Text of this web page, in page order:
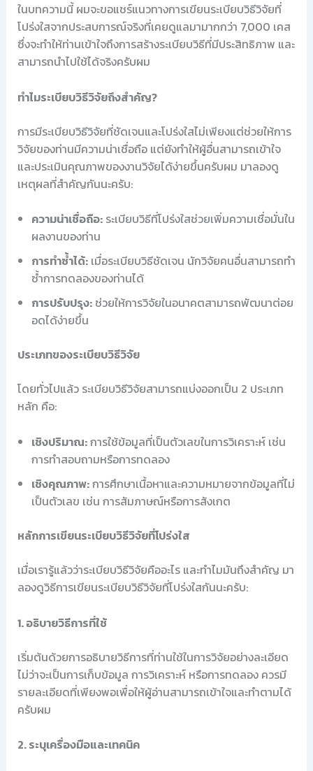
ในบทความนี้ ผมจะขอแชร์แนวทางการเขียนระเบียบวิธีวิจัยที่
โปร่งใสจากประสบการณ์จริงที่เคยดูแลมามากกว่า 7,000 เคส
ซึ่งจะทำให้ท่านเข้าใจถึงการสร้างระเบียบวิธีที่มีประสิทธิภาพ และ
สามารถนำไปใช้ได้จริงครับผม
ทำไมระเบียบวิธีวิจัยถึงสำคัญ?
การมีระเบียบวิธีวิจัยที่ชัดเจนและโปร่งใสไม่เพียงแต่ช่วยให้การ
วิจัยของท่านมีความน่าเชื่อถือ แต่ยังทำให้ผู้อื่นสามารถเข้าใจ
และประเมินคุณภาพของงานวิจัยได้ง่ายขึ้นครับผม มาลองดู
เหตุผลที่สำคัญกันนะครับ:
ความน่าเชื่อถือ:ระเบียบวิธีที่โปร่งใสช่วยเพิ่มความเชื่อมั่นใน
ผลงานของท่าน
การทำซ้ำได้:เมื่อระเบียบวิธีชัดเจน นักวิจัยคนอื่นสามารถทำ
ซ้ำการทดลองของท่านได้
การปรับปรุง:ช่วยให้การวิจัยในอนาคตสามารถพัฒนาต่อย
อดได้ง่ายขึ้น
ประเภทของระเบียบวิธีวิจัย
โดยทั่วไปแล้ว ระเบียบวิธีวิจัยสามารถแบ่งออกเป็น 2 ประเภท
หลัก คือ:
เชิงปริมาณ:การใช้ข้อมูลที่เป็นตัวเลขในการวิเคราะห์ เช่น
การทำสอบถามหรือการทดลอง
เชิงคุณภาพ:การศึกษาเนื้อหาและความหมายจากข้อมูลที่ไม่
เป็นตัวเลข เช่น การสัมภาษณ์หรือการสังเกต
หลักการเขียนระเบียบวิธีวิจัยที่โปร่งใส
เมื่อเรารู้แล้วว่าระเบียบวิธีวิจัยคืออะไร และทำไมมันถึงสำคัญ มา
ลองดูวิธีการเขียนระเบียบวิธีวิจัยที่โปร่งใสกันนะครับ:
1. อธิบายวิธีการที่ใช้
เริ่มต้นด้วยการอธิบายวิธีการที่ท่านใช้ในการวิจัยอย่างละเอียด
ไม่ว่าจะเป็นการเก็บข้อมูล การวิเคราะห์ หรือการทดลอง ควรมี
รายละเอียดที่เพียงพอเพื่อให้ผู้อ่านสามารถเข้าใจและทำตามได้
ครับผม
2. ระบุเครื่องมือและเทคนิค